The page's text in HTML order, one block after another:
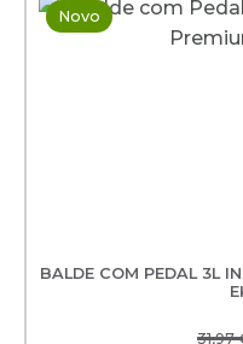
Novo
BALDE COM PEDAL 3L
31,97